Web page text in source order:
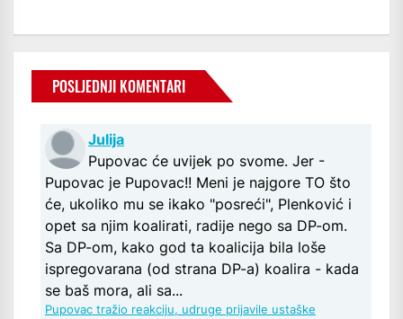
POSLJEDNJI KOMENTARI
Julija
Pupovac će uvijek po svome. Jer -
Pupovac je Pupovac!! Meni je najgore TO što
će, ukoliko mu se ikako "posreći", Plenković i
opet sa njim koalirati, radije nego sa DP-om.
Sa DP-om, kako god ta koalicija bila loše
ispregovarana (od strana DP-a) koalira - kada
se baš mora, ali sa...
Pupovac tražio reakciju, udruge prijavile ustaške